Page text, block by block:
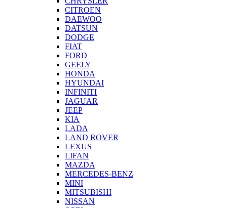
CITROEN
DAEWOO
DATSUN
DODGE
FIAT
FORD
GEELY
HONDA
HYUNDAI
INFINITI
JAGUAR
JEEP
KIA
LADA
LAND ROVER
LEXUS
LIFAN
MAZDA
MERCEDES-BENZ
MINI
MITSUBISHI
NISSAN